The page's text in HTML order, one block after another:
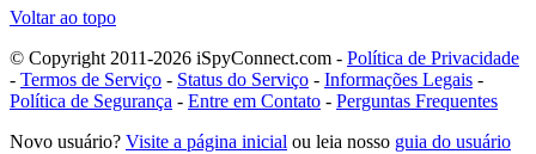
Voltar ao topo
© Copyright 2011-2026 iSpyConnect.com - Política de Privacidade
- Termos de Serviço - Status do Serviço - Informações Legais -
Política de Segurança - Entre em Contato - Perguntas Frequentes
Novo usuário? Visite a página inicial ou leia nosso guia do usuário